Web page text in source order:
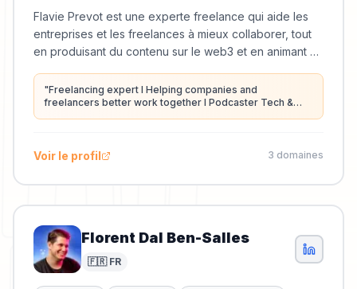
Flavie Prevot est une experte freelance qui aide les
entreprises et les freelances à mieux collaborer, tout
en produisant du contenu sur le web3 et en animant un
"Freelancing expert I Helping companies and
freelancers better work together I Podcaster Tech &
Voir le profil 3 domaines
Florent Dal Ben-Salles
🇫🇷 FR